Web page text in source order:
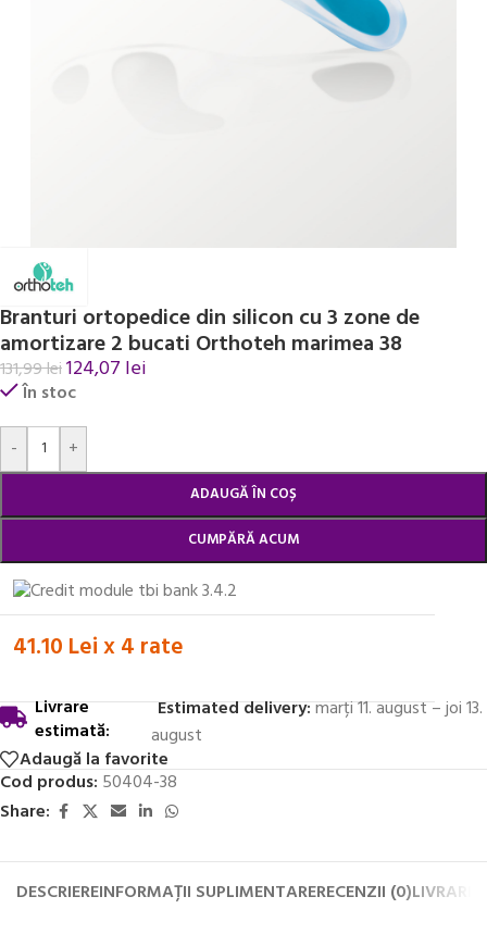
Branturi ortopedice din silicon cu 3 zone de
amortizare 2 bucati Orthoteh marimea 38
131,99lei124,07 lei
În stoc
-
+
ADAUGĂ ÎN COȘ
CUMPĂRĂ ACUM
41.10 Lei x 4 rate
Alternative:
Livrare
estimată:
Estimated delivery:marți 11. august – joi 13.
august
Adaugă la favorite
Cod produs: 50404-38
Share:
DESCRIEREINFORMAȚII SUPLIMENTARERECENZII (0)LIVRARE